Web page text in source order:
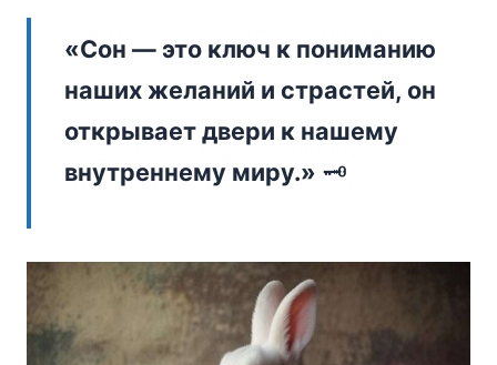
«Сон — это ключ к пониманию
наших желаний и страстей, он
открывает двери к нашему
внутреннему миру.» 🗝️